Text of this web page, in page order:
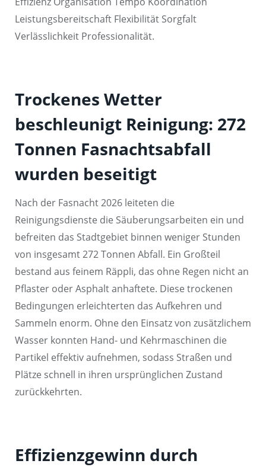
Leistungsbereitschaft Flexibilität Sorgfalt
Verlässlichkeit Professionalität.
Trockenes Wetter
beschleunigt Reinigung: 272
Tonnen Fasnachtsabfall
wurden beseitigt
Nach der Fasnacht 2026 leiteten die
Reinigungsdienste die Säuberungsarbeiten ein und
befreiten das Stadtgebiet binnen weniger Stunden
von insgesamt 272 Tonnen Abfall. Ein Großteil
bestand aus feinem Räppli, das ohne Regen nicht an
Pflaster oder Asphalt anhaftete. Diese trockenen
Bedingungen erleichterten das Aufkehren und
Sammeln enorm. Ohne den Einsatz von zusätzlichem
Wasser konnten Hand- und Kehrmaschinen die
Partikel effektiv aufnehmen, sodass Straßen und
Plätze schnell in ihren ursprünglichen Zustand
zurückkehrten.
Effizienzgewinn durch